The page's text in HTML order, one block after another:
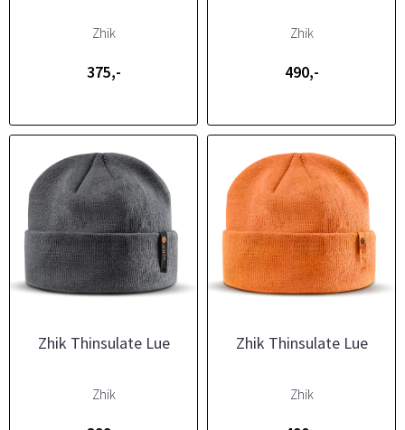
Zhik
375,-
Zhik
490,-
Zhik Thinsulate Lue
Zhik
Zhik Thinsulate Lue
Zhik